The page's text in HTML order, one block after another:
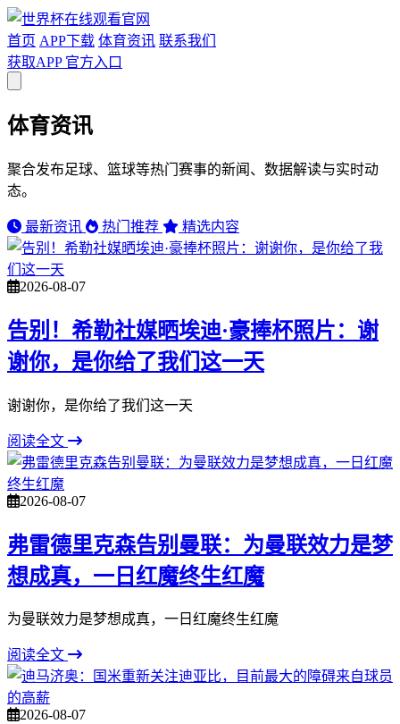
首页 APP下载 体育资讯 联系我们
获取APP 官方入口
体育资讯
聚合发布足球、篮球等热门赛事的新闻、数据解读与实时动
态。
最新资讯 热门推荐 精选内容
2026-08-07
告别！希勒社媒晒埃迪·豪捧杯照片：谢
谢你，是你给了我们这一天
谢谢你，是你给了我们这一天
阅读全文
2026-08-07
弗雷德里克森告别曼联：为曼联效力是梦
想成真，一日红魔终生红魔
为曼联效力是梦想成真，一日红魔终生红魔
阅读全文
2026-08-07